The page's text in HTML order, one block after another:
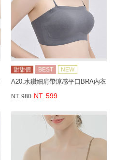
甜甜價 BEST NEW
A20.水鑽細肩帶涼感平口BRA內衣
NT. 980 NT. 599